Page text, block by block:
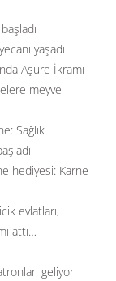
yaşadı
Aşure İkramı
meyve
Sağlık
hediyesi: Karne
evlatları,
attı…
geliyor